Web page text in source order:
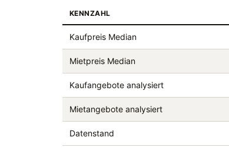
KENNZAHL
Kaufpreis Median
Mietpreis Median
Kaufangebote analysiert
Mietangebote analysiert
Datenstand